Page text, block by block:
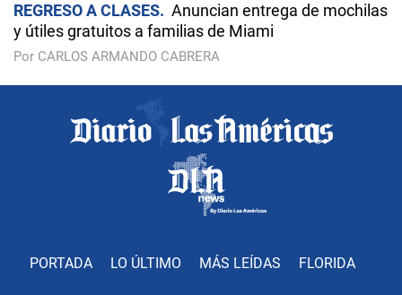
REGRESO A CLASES
Anuncian entrega de mochilas
y útiles gratuitos a familias de Miami
Por CARLOS ARMANDO CABRERA
PORTADA LO ÚLTIMO MÁS LEÍDAS FLORIDA